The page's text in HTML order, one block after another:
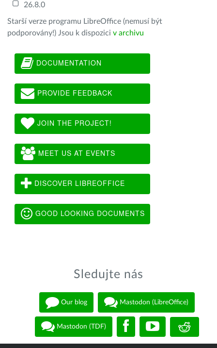
26.8.0
Starší verze programu LibreOffice (nemusí být
podporovány!) Jsou k dispozici v archivu
DOCUMENTATION
PROVIDE FEEDBACK
JOIN THE PROJECT!
MEET US AT EVENTS
DISCOVER LIBREOFFICE
GOOD LOOKING DOCUMENTS
Sledujte nás
Our blog Mastodon (LibreOffice)
Mastodon (TDF)